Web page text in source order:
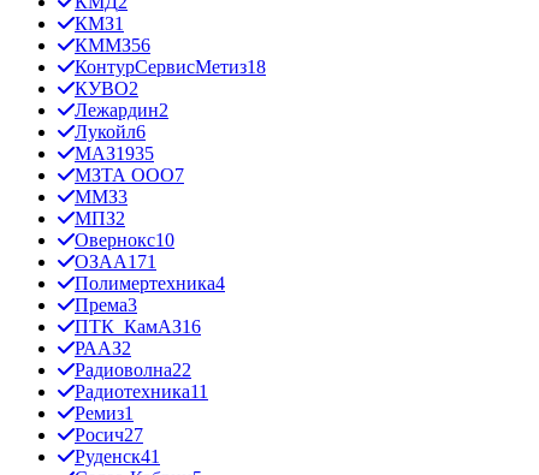
КМЗ1
КММЗ56
КонтурСервисМетиз18
КУВО2
Лежардин2
Лукойл6
МАЗ1935
МЗТА ООО7
ММЗ3
МПЗ2
Овернокс10
ОЗАА171
Полимертехника4
Према3
ПТК_КамАЗ16
РААЗ2
Радиоволна22
Радиотехника11
Ремиз1
Росич27
Руденск41